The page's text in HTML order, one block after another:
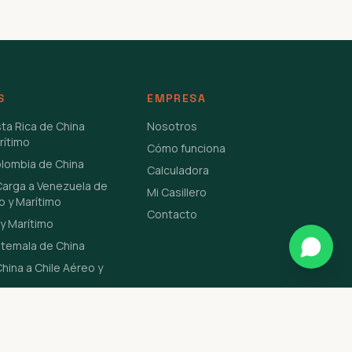
Rica de China
de China
a Venezuela de
y Marítimo
Marítimo
de China
a Chile Aéreo y
EMPRESA
Nosotros
Cómo funciona
Calculadora
Mi Casillero
Contacto